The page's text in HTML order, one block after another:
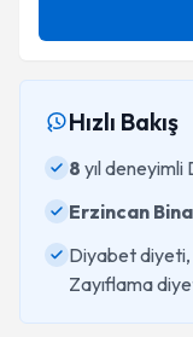
Hızlı Bakış
8 yıl deneyimli
Erzincan
Diyabet diyeti,
Zayıflama